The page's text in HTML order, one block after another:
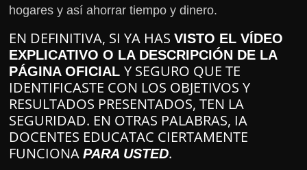
hogares y así ahorrar tiempo y dinero.
EN DEFINITIVA, SI YA HASVISTO EL VÍDEO
EXPLICATIVO O LA DESCRIPCIÓN DE LA
PÁGINA OFICIALY SEGURO QUE TE
IDENTIFICASTE CON LOS OBJETIVOS Y
RESULTADOS PRESENTADOS, TEN LA
SEGURIDAD. EN OTRAS PALABRAS, IA
DOCENTES EDUCATAC CIERTAMENTE
FUNCIONAPARA USTED.